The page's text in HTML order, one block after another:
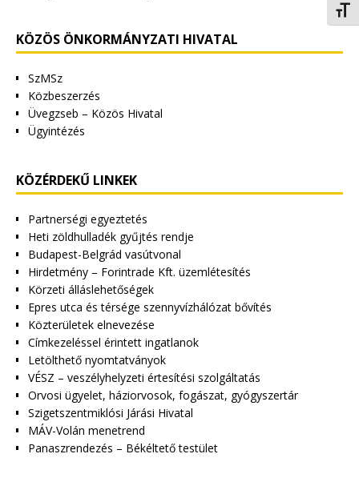
KÖZÖS ÖNKORMÁNYZATI HIVATAL
SzMSz
Közbeszerzés
Üvegzseb – Közös Hivatal
Ügyintézés
KÖZÉRDEKŰ LINKEK
Partnerségi egyeztetés
Heti zöldhulladék gyűjtés rendje
Budapest-Belgrád vasútvonal
Hirdetmény – Forintrade Kft. üzemlétesítés
Körzeti álláslehetőségek
Epres utca és térsége szennyvízhálózat bővítés
Közterületek elnevezése
Címkezeléssel érintett ingatlanok
Letölthető nyomtatványok
VÉSZ – veszélyhelyzeti értesítési szolgáltatás
Orvosi ügyelet, háziorvosok, fogászat, gyógyszertár
Szigetszentmiklósi Járási Hivatal
MÁV-Volán menetrend
Panaszrendezés – Békéltető testület